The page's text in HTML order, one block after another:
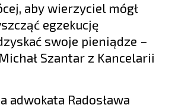
aby wierzyciel mógł
egzekucję
swoje pieniądze –
Szantar z Kancelarii
adwokata Radosława